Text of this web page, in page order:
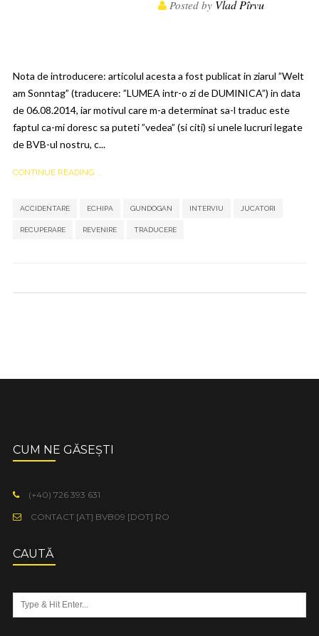
Posted by Vlad Pîrvu
Nota de introducere: articolul acesta a fost publicat in ziarul ”Welt
am Sonntag” (traducere: ”LUMEA intr-o zi de DUMINICA”) in data
de 06.08.2014, iar motivul care m-a determinat sa-l traduc este
faptul ca-mi doresc sa puteti ”vedea” (si citi) si unele lucruri legate
de BVB-ul nostru, c...
CONTINUE READING ...
ACCIDENTARE ECHIPA GUNDOGAN INTERVIU JUCATORI
RECUPERARE REVENIRE TRADUCERE
CUM NE GĂSEȘTI
(+40) 726 393 631
CONTACT [AT] BVB09 [DOT] RO
CAUTĂ